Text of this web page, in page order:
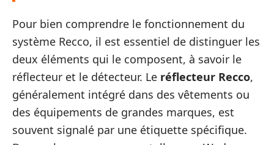
Pour bien comprendre le fonctionnement du
système Recco, il est essentiel de distinguer les
deux éléments qui le composent, à savoir le
réflecteur et le détecteur. Le réflecteur Recco,
généralement intégré dans des vêtements ou
des équipements de grandes marques, est
souvent signalé par une étiquette spécifique.